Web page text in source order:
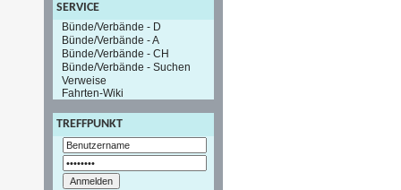
SERVICE
Bünde/Verbände - D
Bünde/Verbände - A
Bünde/Verbände - CH
Bünde/Verbände - Suchen
Verweise
Fahrten-Wiki
TREFFPUNKT